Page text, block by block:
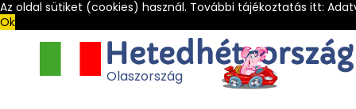
Az oldal sütiket (cookies) használ. További tájékoztatás itt:
Ok
Olaszország